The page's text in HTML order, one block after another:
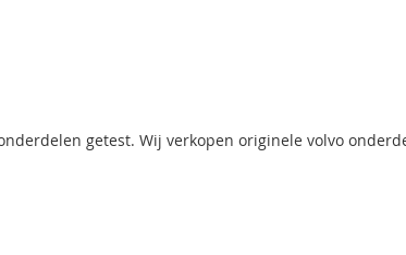
getest. Wij verkopen originele volvo